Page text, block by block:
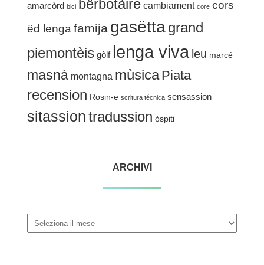
amarcòrd bici bërbotàire cambiament core cors
ëd lenga famija gasëttagrand
piemontèis gòlf lenga viva leu marcé
masnà montagna mùsicaPiata
recension Rosin-e scritura técnica sensassion
sitassion tradussion òspiti
ARCHIVI
Archivi